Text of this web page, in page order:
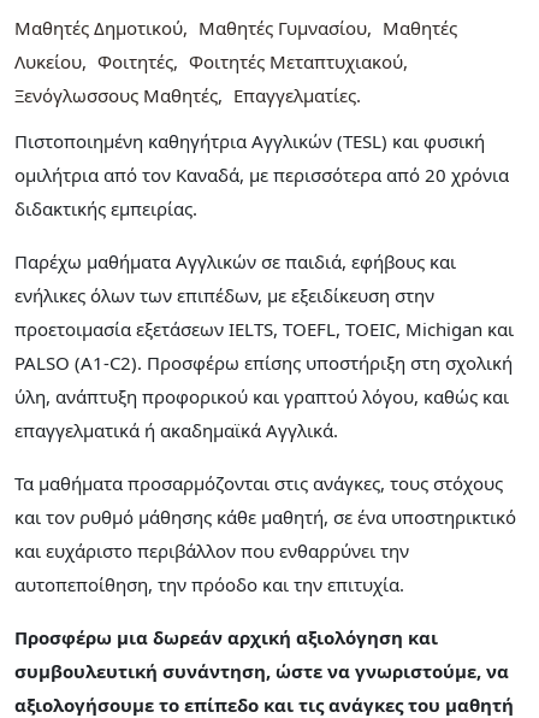
Μαθητές Δημοτικού Μαθητές Γυμνασίου
Μαθητές
Λυκείου
Φοιτητές
Φοιτητές Μεταπτυχιακού
Ξενόγλωσσους Μαθητές
Επαγγελματίες
Πιστοποιημένη καθηγήτρια Αγγλικών (TESL) και φυσική
ομιλήτρια από τον Καναδά, με περισσότερα από 20 χρόνια
διδακτικής εμπειρίας.
Παρέχω μαθήματα Αγγλικών σε παιδιά, εφήβους και
ενήλικες όλων των επιπέδων, με εξειδίκευση στην
προετοιμασία εξετάσεων IELTS, TOEFL, TOEIC, Michigan και
PALSO (A1-C2). Προσφέρω επίσης υποστήριξη στη σχολική
ύλη, ανάπτυξη προφορικού και γραπτού λόγου, καθώς και
επαγγελματικά ή ακαδημαϊκά Αγγλικά.
Τα μαθήματα προσαρμόζονται στις ανάγκες, τους στόχους
και τον ρυθμό μάθησης κάθε μαθητή, σε ένα υποστηρικτικό
και ευχάριστο περιβάλλον που ενθαρρύνει την
αυτοπεποίθηση, την πρόοδο και την επιτυχία.
Προσφέρω μια δωρεάν αρχική αξιολόγηση και
συμβουλευτική συνάντηση, ώστε να γνωριστούμε, να
αξιολογήσουμε το επίπεδο και τις ανάγκες του μαθητή